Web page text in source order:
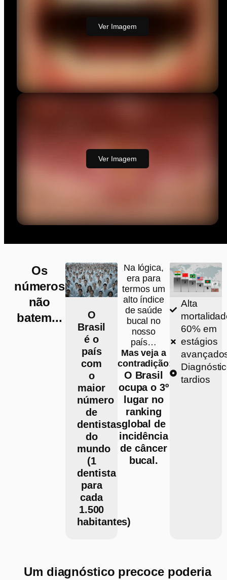
fisgadas, o
permaneceu. E em
cerca de três a
quatro semanas, a
intensificado. Ela já
não sabia mais a
naquele dia.
Ver Imagem
Ver Imagem
Os
números
não
batem...
O
Brasil
é o
país
com
o
maior
número
de
dentistas
do
mundo
(1
dentista
para
cada
1.500
habitantes)
Na lógica,
era para
termos um
alto índice
de saúde
bucal no
nosso
país…
Mas veja a
contradição:
O Brasil
ocupa o 3º
lugar no
ranking
global de
incidência
de câncer
bucal.
Alta
60% em
estágios
tardios
Um diagnóstico precoce poderia